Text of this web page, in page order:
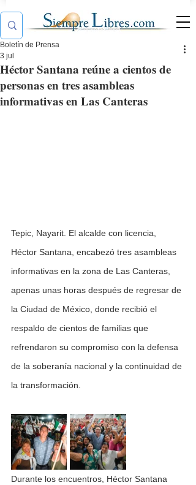
Héctor Santana reúne a cientos de
personas en tres asambleas
informativas en Las Canteras
Boletín de Prensa
3 jul
Tepic, Nayarit. El alcalde con licencia,
Héctor Santana, encabezó tres asambleas
informativas en la zona de Las Canteras,
apenas unas horas después de regresar de
la Ciudad de México, donde recibió el
respaldo de cientos de familias que
refrendaron su compromiso con la defensa
de la soberanía nacional y la continuidad de
la transformación.
Durante los encuentros, Héctor Santana